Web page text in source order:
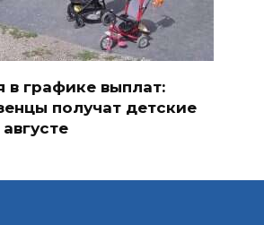
в графике выплат:
получат детские